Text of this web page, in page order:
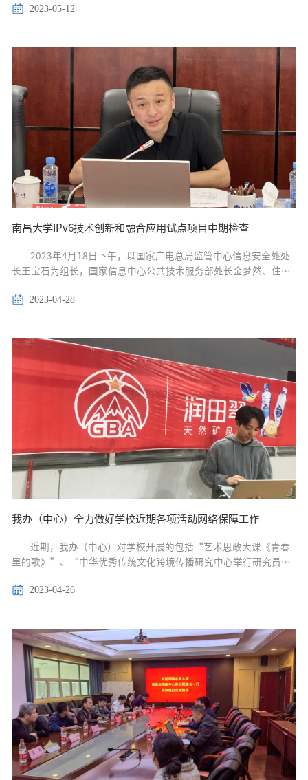
欢迎，并简要介绍了我校信息化办公室发展过程、...
2023-05-12
南昌大学IPv6技术创新和融合应用试点项目中期检查
2023年4月18日下午，以国家广电总局监管中心信息安全处处
长王宝石为组长，国家信息中心公共技术服务部处长金梦然、住建
心干事石桂欣为成员的中央网信办专家组来我校开展IPv6技术创新
2023-04-28
我办（中心）全力做好学校近期各项活动网络保障工作
近期，我办（中心）对学校开展的包括“艺术思政大课《青春
里的歌》”、“中华优秀传统文化跨境传播研究中心举行研究员聘
全方位的网络保障。为活动主办单位提供了技术支持、...
2023-04-26